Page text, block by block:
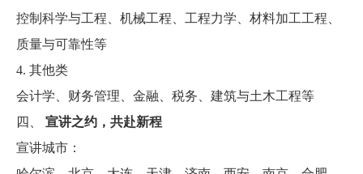
控制科学与工程、机械工程、工程力学、材料加工工程、
质量与可靠性等
4. 其他类
会计学、财务管理、金融、税务、建筑与土木工程等
四、 宣讲之约，共赴新程
宣讲城市：